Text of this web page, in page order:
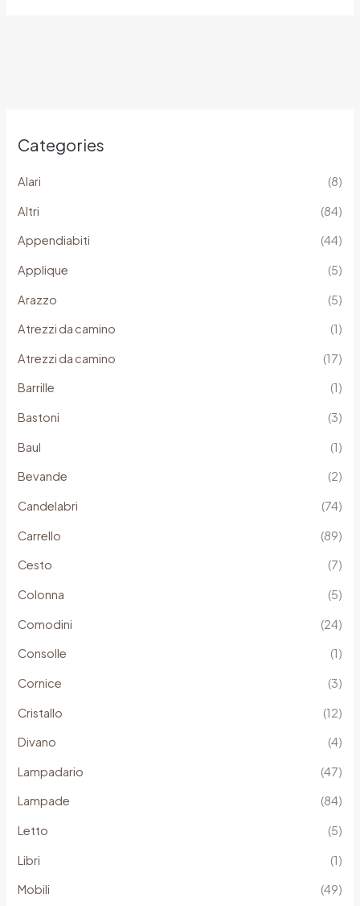
Categories
Alari (8)
Altri (84)
Appendiabiti (44)
Applique (5)
Arazzo (5)
Atrezzi da camino (1)
Atrezzi da camino (17)
Barrille (1)
Bastoni (3)
Baul (1)
Bevande (2)
Candelabri (74)
Carrello (89)
Cesto (7)
Colonna (5)
Comodini (24)
Consolle (1)
Cornice (3)
Cristallo (12)
Divano (4)
Lampadario (47)
Lampade (84)
Letto (5)
Libri (1)
Mobili (49)